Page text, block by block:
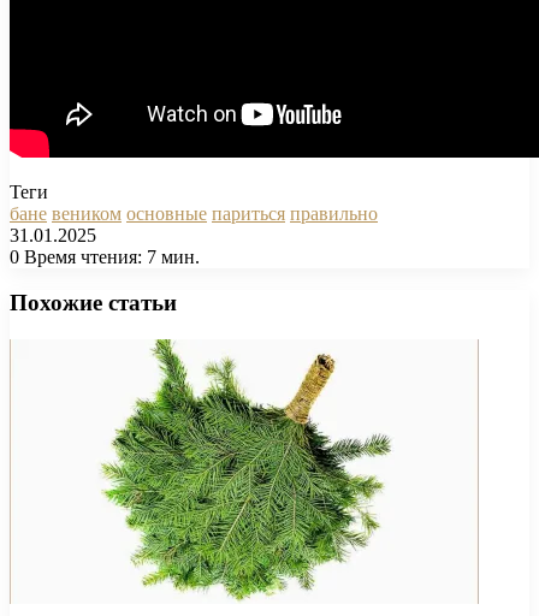
Теги
бане веником основные париться правильно
31.01.2025
0 Время чтения: 7 мин.
Похожие статьи